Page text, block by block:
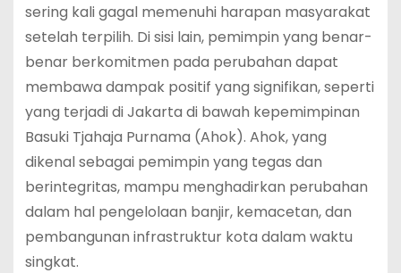
sering kali gagal memenuhi harapan masyarakat
setelah terpilih. Di sisi lain, pemimpin yang benar-
benar berkomitmen pada perubahan dapat
membawa dampak positif yang signifikan, seperti
yang terjadi di Jakarta di bawah kepemimpinan
Basuki Tjahaja Purnama (Ahok). Ahok, yang
dikenal sebagai pemimpin yang tegas dan
berintegritas, mampu menghadirkan perubahan
dalam hal pengelolaan banjir, kemacetan, dan
pembangunan infrastruktur kota dalam waktu
singkat.